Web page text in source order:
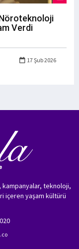
Verdi
17 Şub 2026
teknoloji,
içeren yaşam kültürü